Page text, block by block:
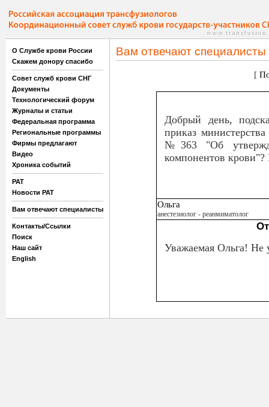
О Службе крови России
Скажем донору спасибо
Совет служб крови СНГ
Документы
Технологический форум
Журналы и статьи
Федеральная программа
Региональные программы
Фирмы предлагают
Видео
Хроника событий
РАТ
Новости РАТ
Вам отвечают специалисты
Контакты/Ссылки
Поиск
Наш сайт
English
Вам отвечают специалисты
[
Добрый день,
приказ
№363 "Об
компонентов крови"?
Ольга
анестезиолог - реанмиматолог
Уважаемая Ольга! Не